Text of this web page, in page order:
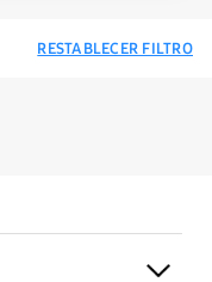
RESTABLECER FILTRO